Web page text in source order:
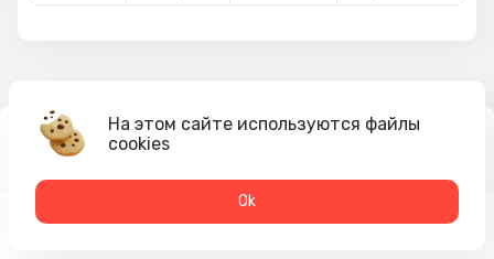
3 889₽
4 527 ₽
На этом сайте используются файлы
cookies
Оk